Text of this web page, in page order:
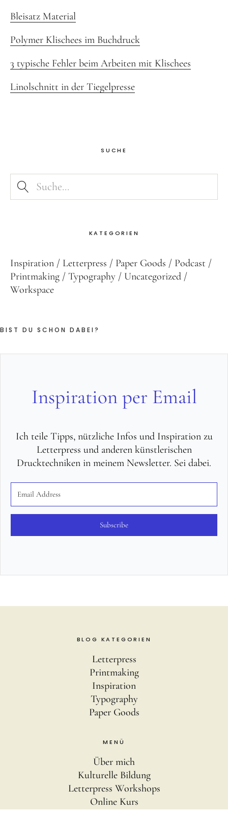
Bleisatz Material
Polymer Klischees im Buchdruck
3 typische Fehler beim Arbeiten mit Klischees
Linolschnitt in der Tiegelpresse
SUCHE
KATEGORIEN
Inspiration Letterpress Paper Goods
Podcast
Printmaking
Typography
Uncategorized
Workspace
BIST DU SCHON DABEI?
Inspiration per Email
Ich teile Tipps, nützliche Infos und Inspiration zu
Letterpress und anderen künstlerischen
Drucktechniken in meinem Newsletter. Sei dabei.
Subscribe
BLOG KATEGORIEN
Letterpress
Printmaking
Inspiration
Typography
Paper Goods
MENÜ
Über mich
Kulturelle Bildung
Letterpress Workshops
Online Kurs